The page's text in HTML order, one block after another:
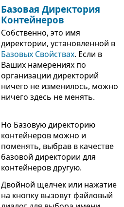
Базовая Директория
Контейнеров
Собственно, это имя
директории, установленной в
Базовых Свойствах. Если в
Ваших намерениях по
организации директорий
ничего не изменилось, можно
ничего здесь не менять.
Но Базовую директорию
контейнеров можно и
поменять, выбрав в качестве
базовой директории для
контейнеров другую.
Двойной щелчек или нажатие
на кнопку вызовут файловый